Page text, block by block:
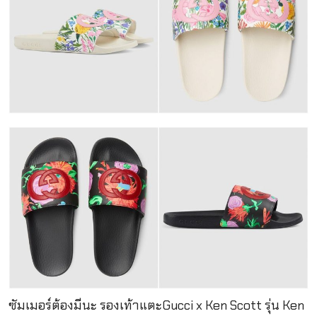
ซัมเมอร์ต้องมีนะ รองเท้าแตะGucci x Ken Scott รุ่น Ken